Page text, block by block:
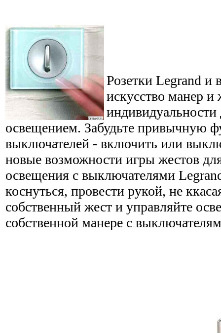
Розетки Legrand и
искусство манер
освещением. Забудьте привычную
выключателей - включить или
новые возможности игры жестов
освещения с выключателями
коснуться, провести рукой, не
собственный жест и управляйте
собственной манере с